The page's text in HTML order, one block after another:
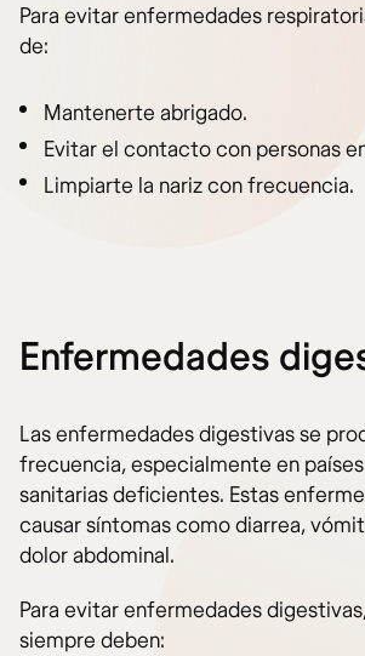
Para evitar enfermedades
de:
Mantenerte abrigado.
Evitar el contacto con personas
Limpiarte la nariz con frecuencia.
Enfermedades
Las enfermedades digestivas se
frecuencia, especialmente en
sanitarias deficientes. Estas
causar síntomas como diarrea,
dolor abdominal.
Para evitar enfermedades
siempre deben: